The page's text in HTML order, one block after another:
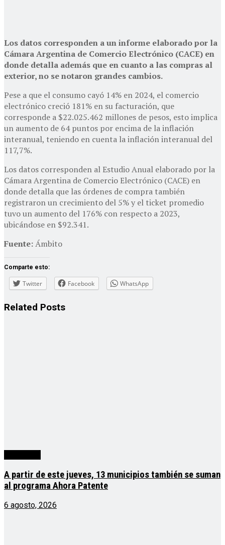
Los datos corresponden a un informe elaborado por la
Cámara Argentina de Comercio Electrónico (CACE) en
donde detalla además que en cuanto a las compras al
exterior, no se notaron grandes cambios.
Pese a que el consumo cayó 14% en 2024, el comercio
electrónico creció 181% en su facturación, que
corresponde a $22.025.462 millones de pesos, esto implica
un aumento de 64 puntos por encima de la inflación
interanual, teniendo en cuenta la inflación interanual del
117,7%.
Los datos corresponden al Estudio Anual elaborado por la
Cámara Argentina de Comercio Electrónico (CACE) en
donde detalla que las órdenes de compra también
registraron un crecimiento del 5% y el ticket promedio
tuvo un aumento del 176% con respecto a 2023,
ubicándose en $92.341.
Fuente:Ámbito
Comparte esto:
Twitter Facebook WhatsApp
Related Posts
A partir de este jueves, 13 municipios también se suman
al programa Ahora Patente
6 agosto, 2026